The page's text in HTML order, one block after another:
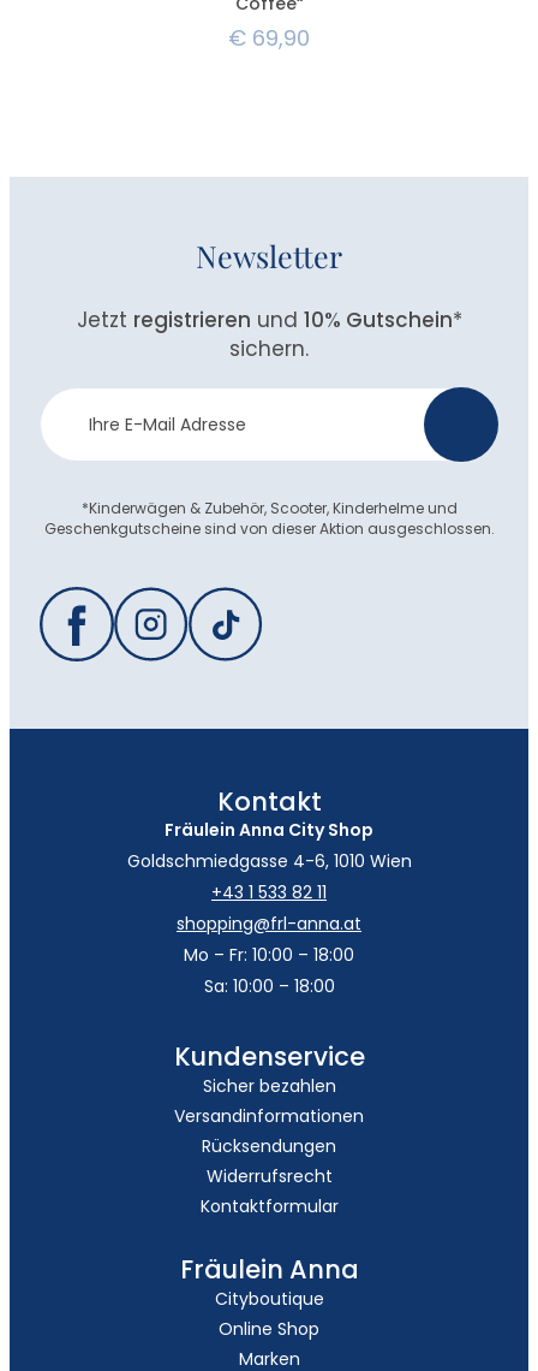
€ 69,90
Newsletter
Jetzt registrieren und 10% Gutschein*
sichern.
Newsletter
Anmeldung
*Kinderwägen & Zubehör, Scooter, Kinderhelme und
Geschenkgutscheine sind von dieser Aktion ausgeschlossen.
Kontakt
Fräulein Anna City Shop
Goldschmiedgasse 4-6, 1010 Wien
+43 1 533 82 11
shopping@frl-anna.at
Mo – Fr: 10:00 – 18:00
Sa: 10:00 – 18:00
Kundenservice
Sicher bezahlen
Versandinformationen
Rücksendungen
Widerrufsrecht
Kontaktformular
Fräulein Anna
Cityboutique
Online Shop
Marken